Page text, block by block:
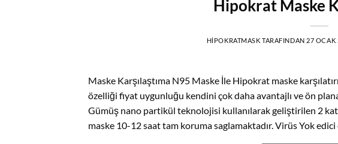
Hipokrat Maske
HIPOKRATMASK TARAFINDAN 27 OCAK
Maske Karşılaştıma N95 Maske İle Hipokrat maske
özelliği fiyat uygunluğu kendini çok daha avantajlı ve ön
Gümüş nano partikül teknolojisi kullanılarak geliştirilen 2
maske 10-12 saat tam koruma saglamaktadır. Virüs Yok